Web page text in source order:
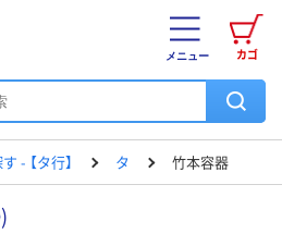
カゴ
メニュー
- 【タ行】 タ 竹本容器